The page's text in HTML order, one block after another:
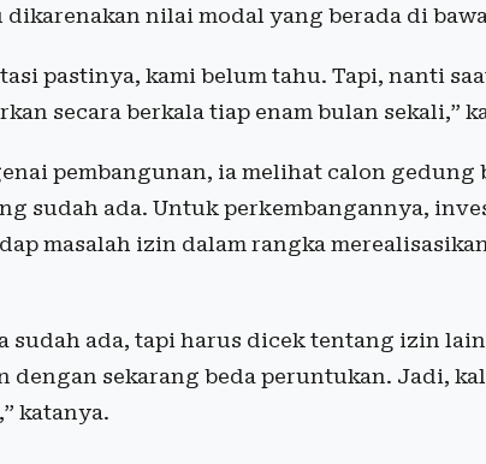
dikarenakan nilai modal yang berada di
pastinya, kami belum tahu. Tapi, nanti
secara berkala tiap enam bulan sekali,”
pembangunan, ia melihat calon gedung
sudah ada. Untuk perkembangannya,
masalah izin dalam rangka
sudah ada, tapi harus dicek tentang izin
dengan sekarang beda peruntukan. Jadi,
katanya.